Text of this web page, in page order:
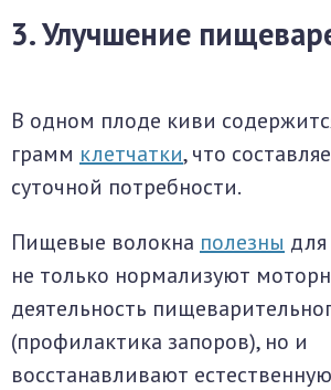
3. Улучшение
В одном плоде киви
грамм клетчатки, что
суточной потребности.
Пищевые волокна полезны
не только нормализуют
деятельность
(профилактика запоров), но и
восстанавливают